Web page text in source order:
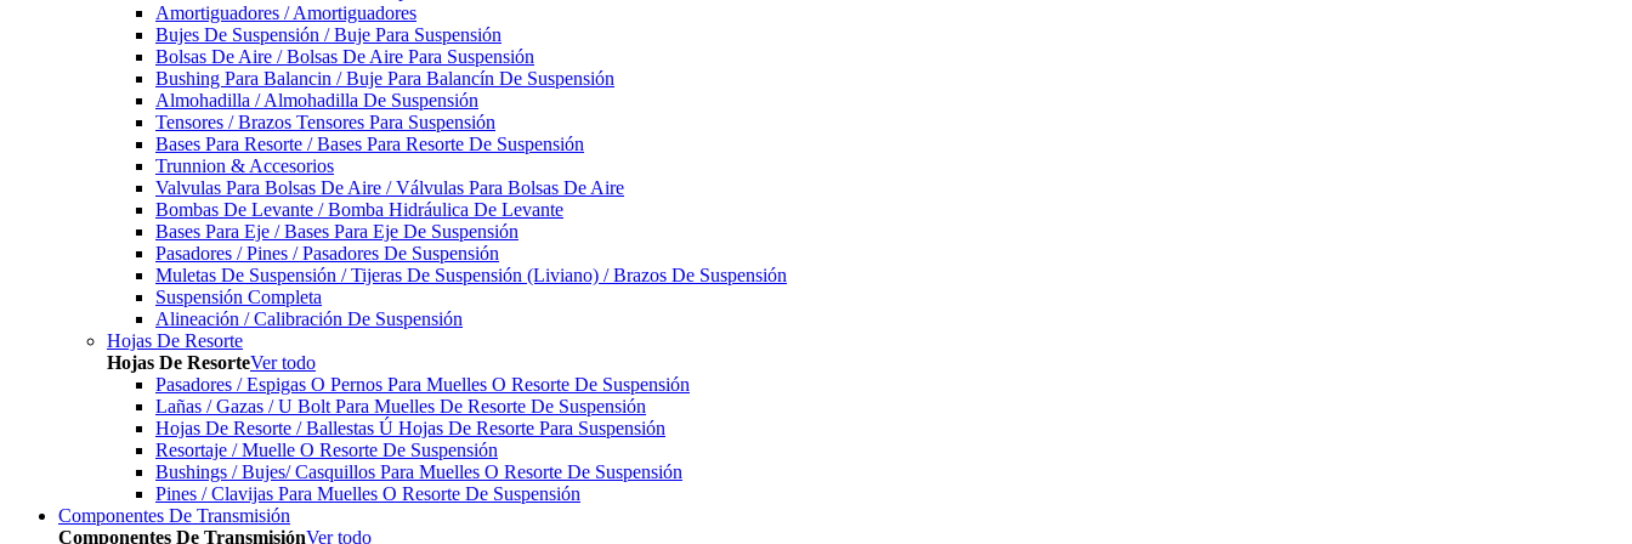
Amortiguadores / Amortiguadores
Bujes De Suspensión / Buje Para Suspensión
Bolsas De Aire / Bolsas De Aire Para Suspensión
Bushing Para Balancin / Buje Para Balancín De Suspensión
Almohadilla / Almohadilla De Suspensión
Tensores / Brazos Tensores Para Suspensión
Bases Para Resorte / Bases Para Resorte De Suspensión
Trunnion & Accesorios
Valvulas Para Bolsas De Aire / Válvulas Para Bolsas De Aire
Bombas De Levante / Bomba Hidráulica De Levante
Bases Para Eje / Bases Para Eje De Suspensión
Pasadores / Pines / Pasadores De Suspensión
Muletas De Suspensión / Tijeras De Suspensión (Liviano) / Brazos De Suspensión
Suspensión Completa
Alineación / Calibración De Suspensión
Hojas De Resorte
Hojas De ResorteVer todo
Pasadores / Espigas O Pernos Para Muelles O Resorte De Suspensión
Lañas / Gazas / U Bolt Para Muelles De Resorte De Suspensión
Hojas De Resorte / Ballestas Ú Hojas De Resorte Para Suspensión
Resortaje / Muelle O Resorte De Suspensión
Bushings / Bujes/ Casquillos Para Muelles O Resorte De Suspensión
Pines / Clavijas Para Muelles O Resorte De Suspensión
Componentes De Transmisión
Componentes De TransmisiónVer todo